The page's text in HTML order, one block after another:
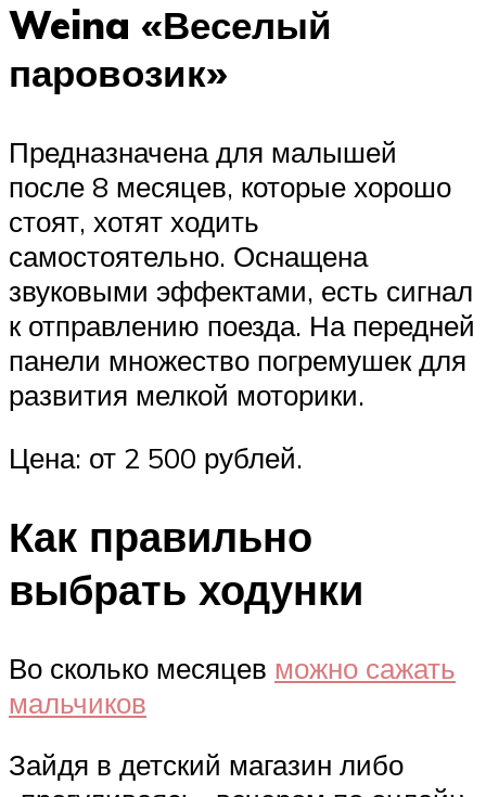
Weina «Веселый
паровозик»
Предназначена для малышей
после 8 месяцев, которые хорошо
стоят, хотят ходить
самостоятельно. Оснащена
звуковыми эффектами, есть сигнал
к отправлению поезда. На передней
панели множество погремушек для
развития мелкой моторики.
Цена: от 2 500 рублей.
Как правильно
выбрать ходунки
Во сколько месяцев можно сажать
мальчиков
Зайдя в детский магазин либо